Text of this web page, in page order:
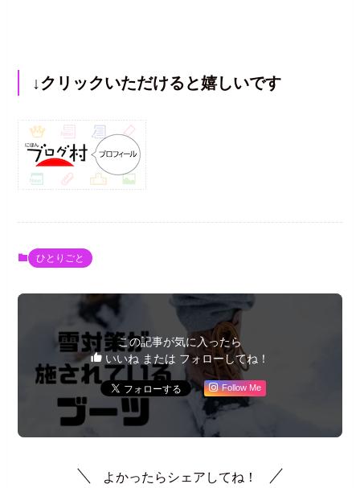
↓クリックいただけると嬉しいです
ひとりごと
この記事が気に入ったら
いいね または フォローしてね！
Follow Me
よかったらシェアしてね！